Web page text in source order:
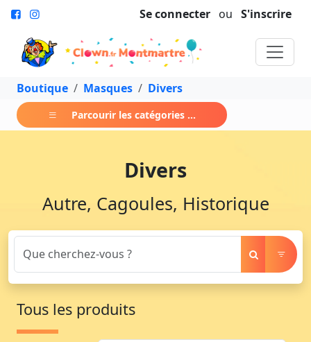
Se connecter ou S'inscrire
Boutique Masques Divers
Parcourir les catégories ...
Divers
Autre, Cagoules, Historique
Tous les produits